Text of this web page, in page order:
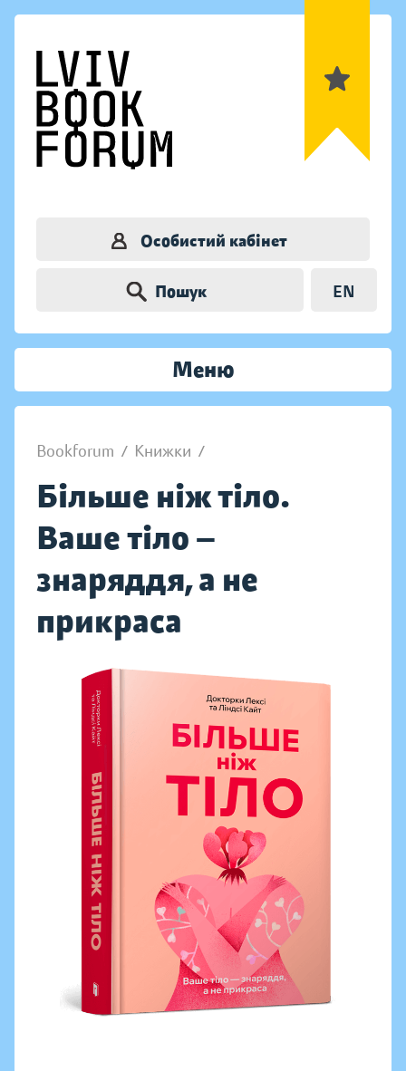
Особистий кабінет
Пошук EN
Меню
Bookforum / Книжки /
Більше ніж тіло.
Ваше тіло —
знаряддя, а не
прикраса